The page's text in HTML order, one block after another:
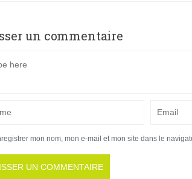
un commentaire
mon nom, mon e-mail et mon site dans le